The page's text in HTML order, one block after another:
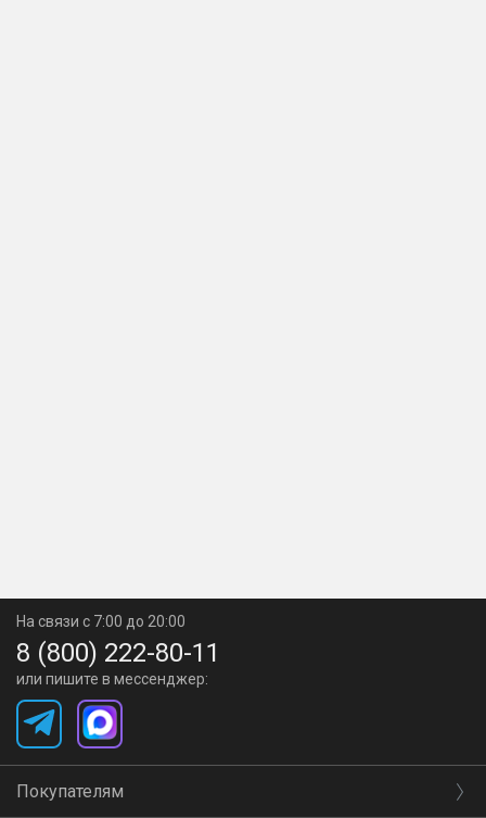
На связи с 7:00 до 20:00
8 (800) 222-80-11
или пишите в мессенджер:
Покупателям